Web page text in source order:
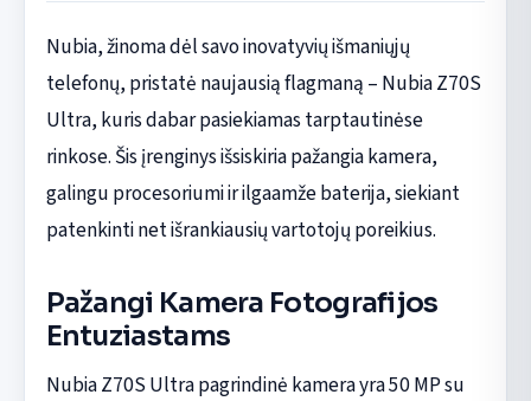
Nubia, žinoma dėl savo inovatyvių išmaniųjų
telefonų, pristatė naujausią flagmaną – Nubia Z70S
Ultra, kuris dabar pasiekiamas tarptautinėse
rinkose. Šis įrenginys išsiskiria pažangia kamera,
galingu procesoriumi ir ilgaamže baterija, siekiant
patenkinti net išrankiausių vartotojų poreikius.
Pažangi Kamera Fotografijos
Entuziastams
Nubia Z70S Ultra pagrindinė kamera yra 50 MP su